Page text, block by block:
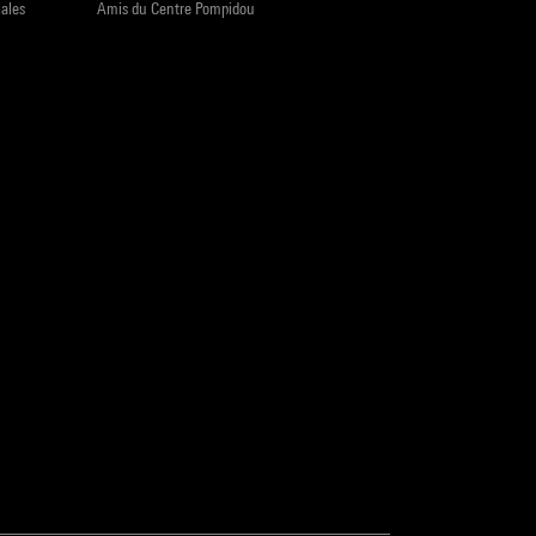
Amis du Centre Pompidou